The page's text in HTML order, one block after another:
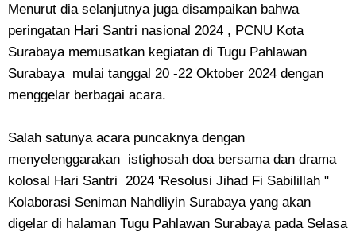
Menurut dia selanjutnya juga disampaikan bahwa
peringatan Hari Santri nasional 2024 , PCNU Kota
Surabaya memusatkan kegiatan di Tugu Pahlawan
Surabaya mulai tanggal 20 -22 Oktober 2024 dengan
menggelar berbagai acara.
Salah satunya acara puncaknya dengan
menyelenggarakan istighosah doa bersama dan drama
kolosal Hari Santri 2024 'Resolusi Jihad Fi Sabilillah "
Kolaborasi Seniman Nahdliyin Surabaya yang akan
digelar di halaman Tugu Pahlawan Surabaya pada Selasa